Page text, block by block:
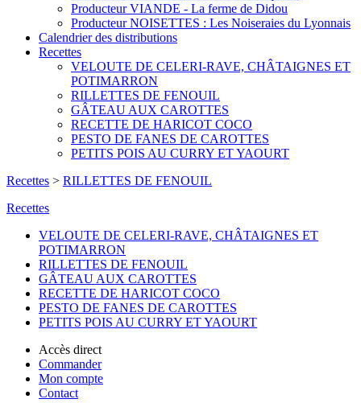
Producteur VIANDE - La ferme de Didou
Producteur NOISETTES : Les Noiseraies du Lyonnais
Calendrier des distributions
Recettes
VELOUTE DE CELERI-RAVE, CHÂTAIGNES ET
POTIMARRON
RILLETTES DE FENOUIL
GÂTEAU AUX CAROTTES
RECETTE DE HARICOT COCO
PESTO DE FANES DE CAROTTES
PETITS POIS AU CURRY ET YAOURT
Recettes > RILLETTES DE FENOUIL
Recettes
VELOUTE DE CELERI-RAVE, CHÂTAIGNES ET
POTIMARRON
RILLETTES DE FENOUIL
GÂTEAU AUX CAROTTES
RECETTE DE HARICOT COCO
PESTO DE FANES DE CAROTTES
PETITS POIS AU CURRY ET YAOURT
Accès direct
Commander
Mon compte
Contact